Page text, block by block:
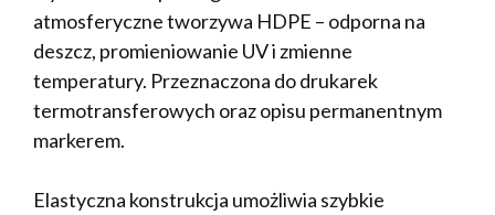
atmosferyczne tworzywa HDPE – odporna na
deszcz, promieniowanie UV i zmienne
temperatury. Przeznaczona do drukarek
termotransferowych oraz opisu permanentnym
markerem.
Elastyczna konstrukcja umożliwia szybkie